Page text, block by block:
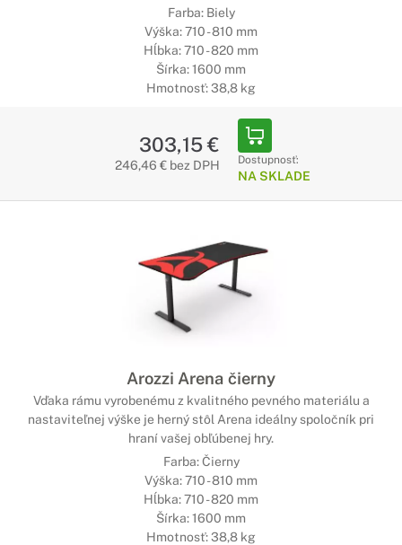
Farba: Biely
Výška: 710 - 810 mm
Hĺbka: 710 - 820 mm
Šírka: 1600 mm
Hmotnosť: 38,8 kg
303,15 €
246,46 € bez DPH Dostupnosť:
NA SKLADE
Arozzi Arena čierny
Vďaka rámu vyrobenému z kvalitného pevného materiálu a
nastaviteľnej výške je herný stôl Arena ideálny spoločník pri
hraní vašej obľúbenej hry.
Farba: Čierny
Výška: 710 - 810 mm
Hĺbka: 710 - 820 mm
Šírka: 1600 mm
Hmotnosť: 38,8 kg